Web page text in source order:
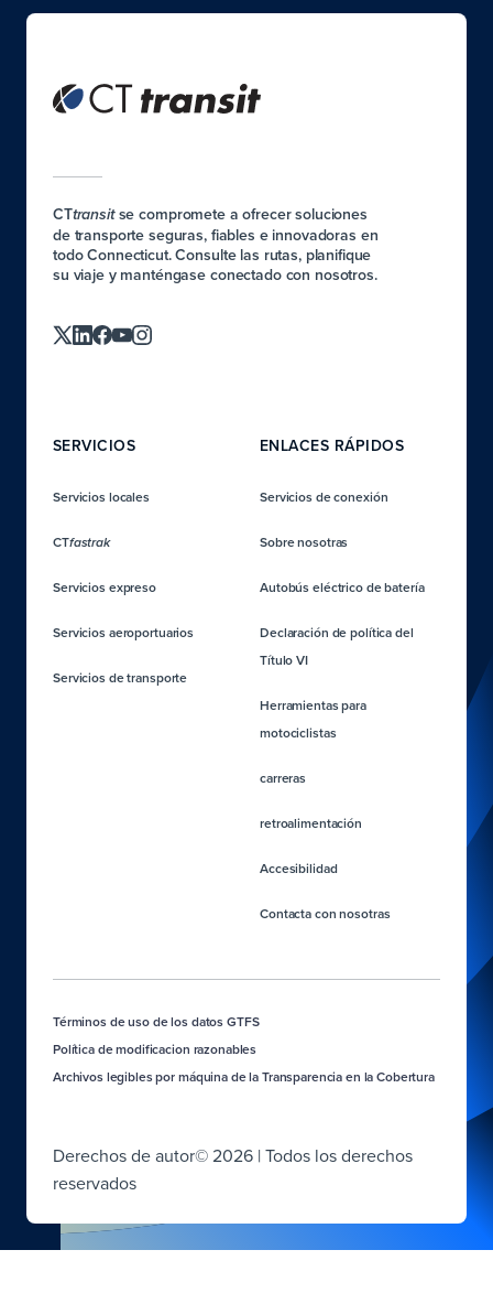
SERVICIOS
Servicios locales
CTfastrak
Servicios expreso
Servicios aeroportuarios
Servicios de transporte
ENLACES RÁPIDOS
Servicios de conexión
Sobre nosotras
Autobús eléctrico de batería
Declaración de política del
Título VI
Herramientas para
motociclistas
carreras
retroalimentación
Accesibilidad
Contacta con nosotras
CTtransitse compromete a ofrecer soluciones
de transporte seguras, fiables e innovadoras en
todo Connecticut. Consulte las rutas, planifique
su viaje y manténgase conectado con nosotros.
Términos de uso de los datos GTFS
Política de modificacion razonables
Archivos legibles por máquina de la Transparencia en la Cobertura
Derechos de autor© 2026 | Todos los derechos
reservados